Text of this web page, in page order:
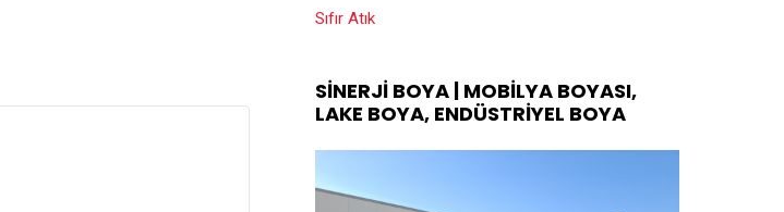
Sıfır Atık
SINERJI BOYA | MOBILYA BOYASI,
LAKE BOYA, ENDÜSTRIYEL BOYA